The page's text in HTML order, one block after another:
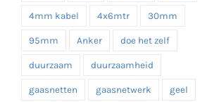
4mm kabel 4x6mtr 30mm
95mm Anker doe het zelf
duurzaam duurzaamheid
gaasnetten gaasnetwerk geel